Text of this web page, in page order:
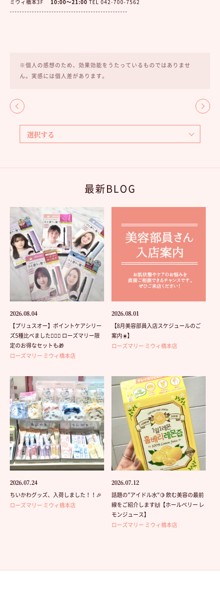
ミウィ橋本3F 10:00～21:00 TEL 042-700-7562
------------------------------------------------
※個人の感想のため、効果効能をうたっているものではありませ
ん。実感には個人差があります。
最新BLOG
2026.08.04
【プリュスオー】ポイントケアシリー
ズ5種比べました💁🏻‍♀️ ローズマリー限
定のお得なセットも🎁
ローズマリー ミウィ橋本店
2026.08.01
【8月美容部員入店スケジュールのご
案内☀️】
ローズマリー ミウィ橋本店
2026.07.24
ちいかわグッズ、入荷しました！！🎉
ローズマリー ミウィ橋本店
2026.07.12
話題の"アイドル水"🍋 飲む美容の最前
線をご紹介します🙌【ホールベリー レ
モンジュース】
ローズマリー ミウィ橋本店